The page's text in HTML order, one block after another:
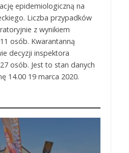
epidemiologiczną na
Liczba przypadków
z wynikiem
osób. Kwarantanną
decyzji inspektora
osób. Jest to stan danych
14.00 19 marca 2020.